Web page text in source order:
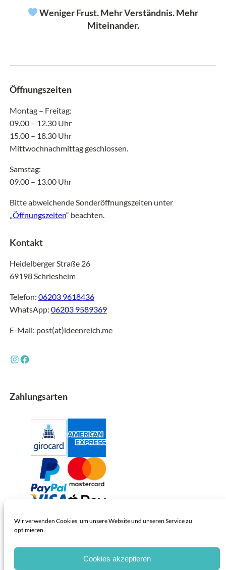
Wir verwenden Cookies, um unsere Website und unseren Service zu
optimieren.
Cookies akzeptieren
Weniger Frust. Mehr Verständnis. Mehr
Miteinander.
Öffnungszeiten
Montag – Freitag:
09.00 – 12.30 Uhr
15.00 – 18.30 Uhr
Mittwochnachmittag geschlossen.
Samstag:
09.00 – 13.00 Uhr
Bitte abweichende Sonderöffnungszeiten unter
Öffnungszeiten“ beachten.
Kontakt
Heidelberger Straße 26
69198 Schriesheim
Telefon: 06203 9618436
WhatsApp: 06203 9589369
E-Mail: post(at)ideenreich.me
InstagramFacebook
Zahlungsarten
… und natürlich Barzahlung!